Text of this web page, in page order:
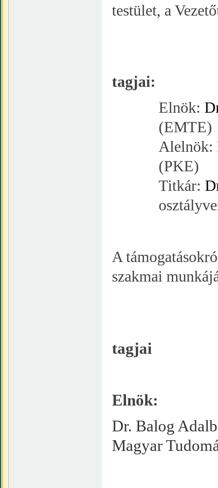
testület, a
tagjai:
Elnök:
(EMTE)
Alelnök:
(PKE)
Titkár:
A
szakmai
tagjai
Elnök:
Dr. Balog
Magyar